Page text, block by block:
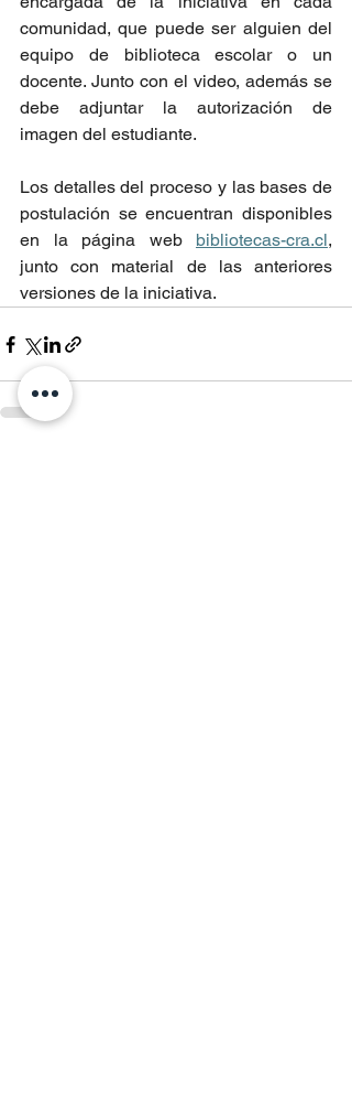
comunidad, que puede ser alguien del
equipo de biblioteca escolar o un
docente. Junto con el video, además se
debe adjuntar la autorización de
imagen del estudiante.
Los detalles del proceso y las bases de
postulación se encuentran disponibles
en la página web bibliotecas-cra.cl,
junto con material de las anteriores
versiones de la iniciativa.